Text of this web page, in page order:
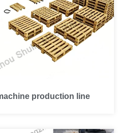
production line